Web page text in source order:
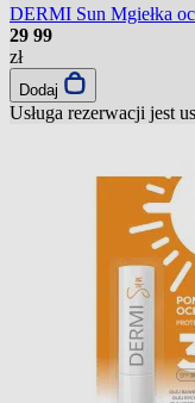
DERMI Sun Mgiełka
29 99
zł
Dodaj
Usługa rezerwacji jest